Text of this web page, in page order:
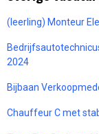
(leerling) Monteur
2024
Bijbaan
Chauffeur C met